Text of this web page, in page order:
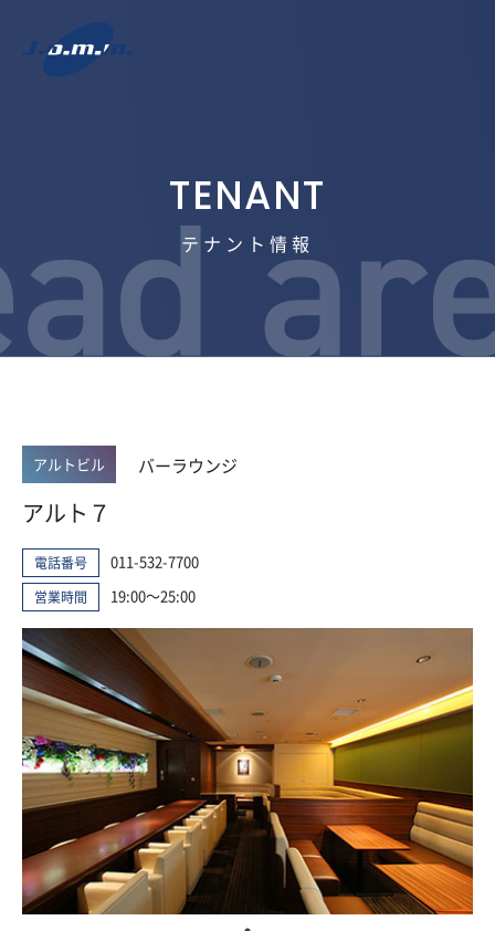
テナント情報
アルトビル バーラウンジ
アルト７
電話番号 011-532-7700
営業時間 19:00～25:00